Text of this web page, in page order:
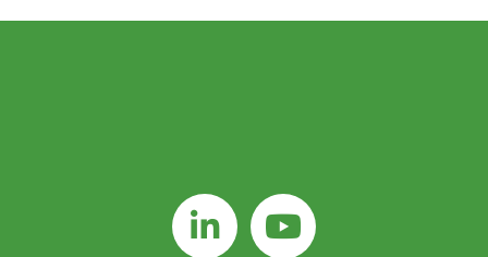
NOS NOUVEAUTÉS DIRECTEMENT DANS